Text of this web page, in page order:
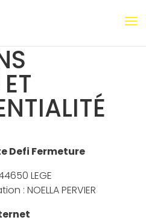
Defi Fermeture
LEGE
: NOELLA PERVIER